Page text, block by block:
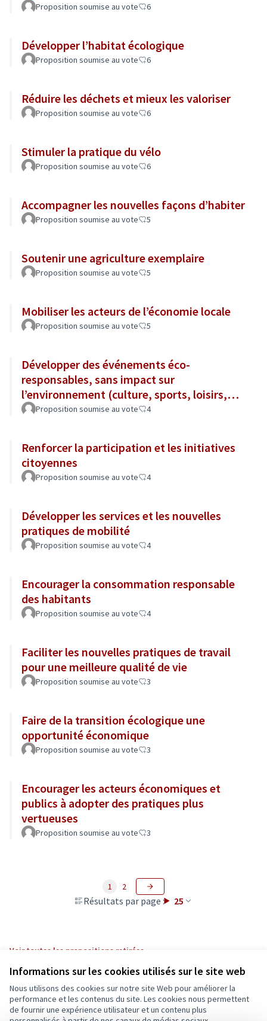
Informations sur les cookies utilisés sur le site web
Nous utilisons des cookies sur notre site Web pour améliorer la
performance et les contenus du site. Les cookies nous permettent
de fournir une expérience utilisateur et un contenu plus
Proposition soumise au vote 6
Développer l’habitat écologique
Proposition soumise au vote 6
Réduire les déchets et mieux les valoriser
Proposition soumise au vote 6
Stimuler la pratique du vélo
Proposition soumise au vote 6
Accompagner les nouvelles façons d’habiter
Proposition soumise au vote 5
Soutenir une agriculture exemplaire
Proposition soumise au vote 5
Mobiliser les acteurs de l’économie locale
Proposition soumise au vote 5
Développer des événements éco-
responsables, sans impact sur
l’environnement (culture, sports, loisirs,
tourisme...)
Proposition soumise au vote 4
Renforcer la participation et les initiatives
citoyennes
Proposition soumise au vote 4
Développer les services et les nouvelles
pratiques de mobilité
Proposition soumise au vote 4
Encourager la consommation responsable
des habitants
Proposition soumise au vote 4
Faciliter les nouvelles pratiques de travail
pour une meilleure qualité de vie
Proposition soumise au vote 3
Faire de la transition écologique une
opportunité économique
Proposition soumise au vote 3
Encourager les acteurs économiques et
publics à adopter des pratiques plus
vertueuses
Proposition soumise au vote 3
Résultats par page : 25
1 2
Voir toutes les propositions retirées
Conditions d'utilisation
Paramètres des cookies
Ecrivons Angers sur X
Ecrivons Angers sur Facebook